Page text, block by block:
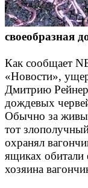
своеобразная
Как сообщает
«Новости»,
Дмитрию
дождевых
Обычно за
тот
охранял
ящиках обитали
хозяина